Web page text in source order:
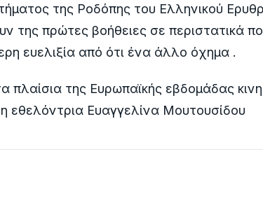
της Ροδόπης του Ελληνικού
της πρώτες βοήθειες σε περιστατικά
ευελιξία από ότι ένα άλλο όχημα .
πλαίσια της Ευρωπαϊκής εβδομάδας
εθελόντρια Ευαγγελίνα Μουτουσίδου